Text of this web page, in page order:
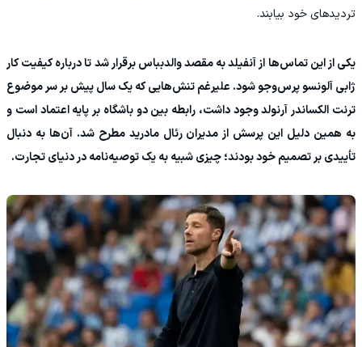
تردیدهای خود بیابند.
یکی از این تماس‌ها از آنفیلد به مقصد والدبباس برقرار شد تا درباره کیفیت کار
ژابی آلونسو پرس‌وجو شود. علیرغم تنش‌هایی که یک سال پیش بر سر موضوع
ترنت الکساندر آرنولد وجود داشت، رابطه بین دو باشگاه بر پایه اعتماد است و
به همین دلیل این پرسش از مدیران رئال مادرید مطرح شد. آن‌ها به دنبال
تأییدی بر تصمیم خود بودند؛ چیزی شبیه به یک توصیه‌نامه در دنیای تجارت.